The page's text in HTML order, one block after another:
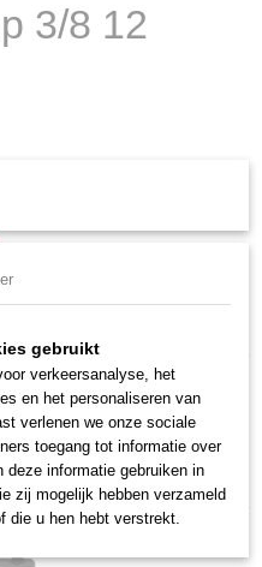
3/8 12
getoond, het aangeboden
set.Let op: op de afbeelding
product is één losse dop uit
gebruikt
verkeersanalyse, het
en het personaliseren van
verlenen we onze sociale
toegang tot informatie over
deze informatie gebruiken in
zij mogelijk hebben verzameld
die u hen hebt verstrekt.